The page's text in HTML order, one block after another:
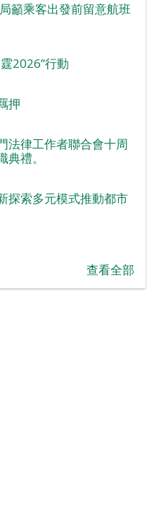
籲乘客出發前留意航班
2026”行動
押
法律工作者聯合會十周
禮。
探索多元模式推動都市
查看全部